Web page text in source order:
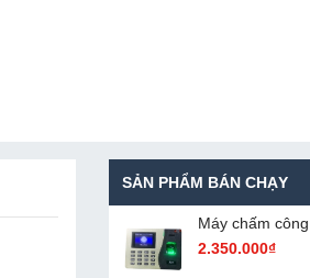
SẢN PHẨM BÁN CHẠY
Máy chấm
2.350.000₫